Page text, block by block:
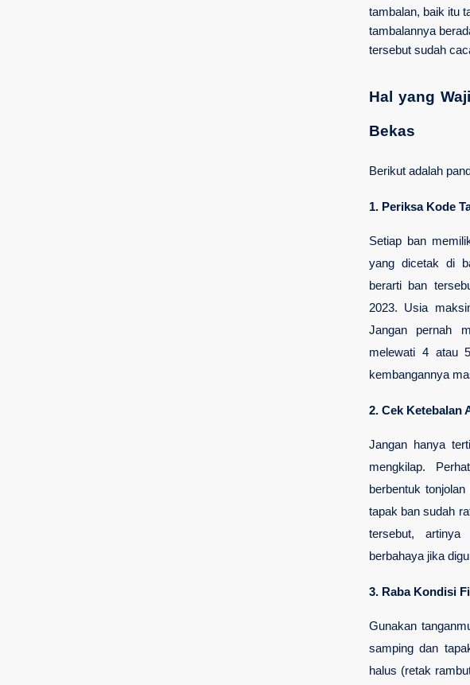
tambalan, baik itu
tambalannya
tersebut sudah
Hal yang
Bekas
Berikut adalah
1. Periksa Kode
Setiap ban
yang dicetak di
berarti ban
2023. Usia
Jangan pernah
melewati 4 atau
kembangannya
2. Cek Ketebalan
Jangan hanya
mengkilap.
berbentuk
tapak ban sudah
tersebut,
berbahaya jika
3. Raba Kondisi
Gunakan
samping dan
halus (retak